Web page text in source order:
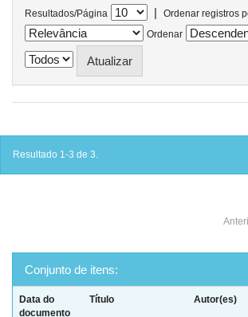
Resultados/Página |
Ordenar registros
Ordenar
Resultado 1-3 de 3.
Conjunto de itens:
Data do
documento
Título Autor(es)